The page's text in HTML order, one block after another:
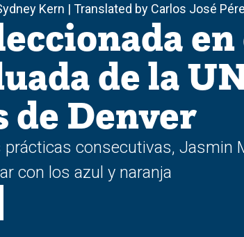
Kern | Translated by Carlos José
de la
de Denver
consecutivas, Jasmin
con los azul y naranja